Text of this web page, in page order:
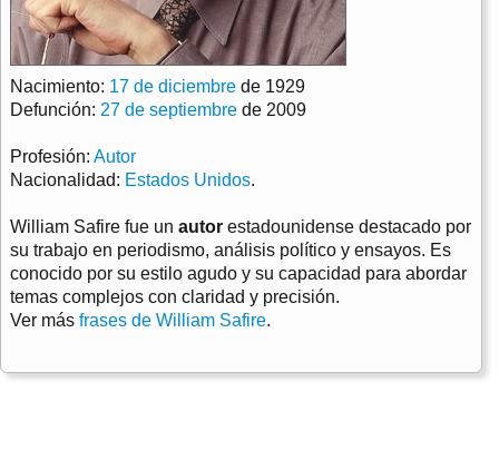
Nacimiento: 17 de diciembre de 1929
Defunción: 27 de septiembre de 2009
Profesión: Autor
Nacionalidad: Estados Unidos.
William Safire fue un autor estadounidense destacado por
su trabajo en periodismo, análisis político y ensayos. Es
conocido por su estilo agudo y su capacidad para abordar
temas complejos con claridad y precisión.
Ver más frases de William Safire.